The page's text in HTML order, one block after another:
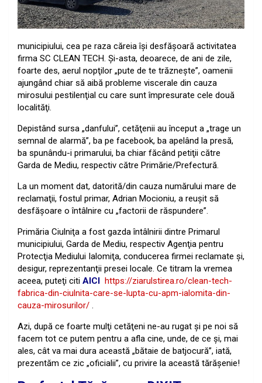
municipiului, cea pe raza căreia îşi desfăşoară activitatea
firma SC CLEAN TECH. Şi-asta, deoarece, de ani de zile,
foarte des, aerul nopţilor „pute de te trăzneşte”, oamenii
ajungând chiar să aibă probleme viscerale din cauza
mirosului pestilenţial cu care sunt împresurate cele două
localităţi.
Depistând sursa „danfului”, cetăţenii au început a „trage un
semnal de alarmă”, ba pe facebook, ba apelând la presă,
ba spunându-i primarului, ba chiar făcând petiţii către
Garda de Mediu, respectiv către Primărie/Prefectură.
La un moment dat, datorită/din cauza numărului mare de
reclamaţii, fostul primar, Adrian Mocioniu, a reuşit să
desfăşoare o întâlnire cu „factorii de răspundere”.
Primăria Ciulniţa a fost gazda întâlnirii dintre Primarul
municipiului, Garda de Mediu, respectiv Agenţia pentru
Protecţia Mediului Ialomiţa, conducerea firmei reclamate şi,
desigur, reprezentanţii presei locale. Ce titram la vremea
aceea, puteţi citi AICI https://ziarulstirea.ro/clean-tech-
fabrica-din-ciulnita-care-se-lupta-cu-apm-ialomita-din-
cauza-mirosurilor/ .
Azi, după ce foarte mulţi cetăţeni ne-au rugat şi pe noi să
facem tot ce putem pentru a afla cine, unde, de ce şi, mai
ales, cât va mai dura această „bătaie de batjocură”, iată,
prezentăm ce zic „oficialii”, cu privire la această tărăşenie!